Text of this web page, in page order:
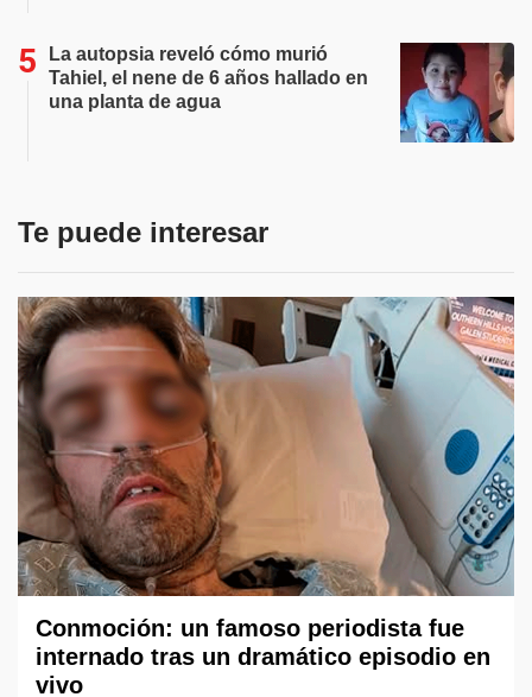
La autopsia reveló cómo murió
Tahiel, el nene de 6 años hallado en
una planta de agua
Te puede interesar
Conmoción: un famoso periodista fue
internado tras un dramático episodio en
vivo